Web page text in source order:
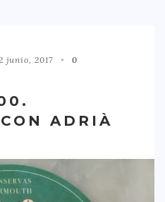
junio, 2017
0
ADRIÀ